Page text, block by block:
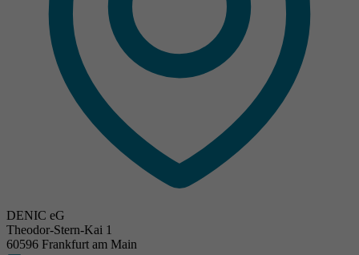
DENIC eG
Theodor-Stern-Kai 1
60596 Frankfurt am Main